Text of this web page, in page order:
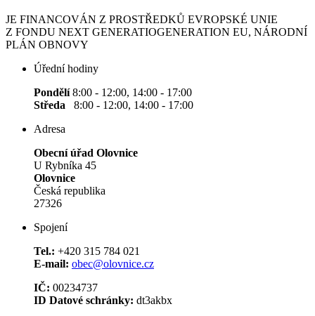
JE FINANCOVÁN Z PROSTŘEDKŮ EVROPSKÉ UNIE
Z FONDU NEXT GENERATIOGENERATION EU, NÁRODNÍ
PLÁN OBNOVY
Úřední hodiny
Pondělí8:00 - 12:00, 14:00 - 17:00
Středa 8:00 - 12:00, 14:00 - 17:00
Adresa
Obecní úřad Olovnice
U Rybníka 45
Olovnice
Česká republika
27326
Spojení
Tel.: +420 315 784 021
E-mail: obec@olovnice.cz
IČ: 00234737
ID Datové schránky: dt3akbx